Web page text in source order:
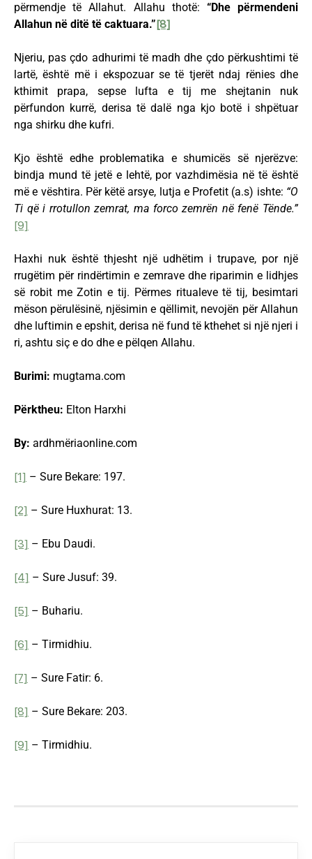
përmendje të Allahut. Allahu thotë: “Dhe përmendeni
Allahun në ditë të caktuara.”[8]
Njeriu, pas çdo adhurimi të madh dhe çdo përkushtimi të
lartë, është më i ekspozuar se të tjerët ndaj rënies dhe
kthimit prapa, sepse lufta e tij me shejtanin nuk
përfundon kurrë, derisa të dalë nga kjo botë i shpëtuar
nga shirku dhe kufri.
Kjo është edhe problematika e shumicës së njerëzve:
bindja mund të jetë e lehtë, por vazhdimësia në të është
më e vështira. Për këtë arsye, lutja e Profetit (a.s) ishte: “O
Ti që i rrotullon zemrat, ma forco zemrën në fenë Tënde.”
[9]
Haxhi nuk është thjesht një udhëtim i trupave, por një
rrugëtim për rindërtimin e zemrave dhe riparimin e lidhjes
së robit me Zotin e tij. Përmes ritualeve të tij, besimtari
mëson përulësinë, njësimin e qëllimit, nevojën për Allahun
dhe luftimin e epshit, derisa në fund të kthehet si një njeri i
ri, ashtu siç e do dhe e pëlqen Allahu.
Burimi: mugtama.com
Përktheu: Elton Harxhi
By: ardhmëriaonline.com
[1] – Sure Bekare: 197.
[2] – Sure Huxhurat: 13.
[3] – Ebu Daudi.
[4] – Sure Jusuf: 39.
[5] – Buhariu.
[6] – Tirmidhiu.
[7] – Sure Fatir: 6.
[8] – Sure Bekare: 203.
[9] – Tirmidhiu.